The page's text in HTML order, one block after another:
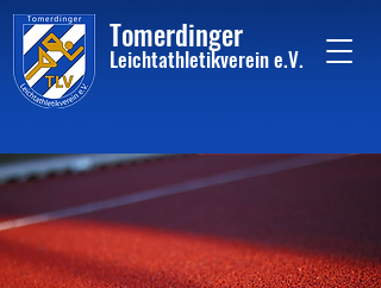
Tomerdinger
Leichtathletikvereine.V.